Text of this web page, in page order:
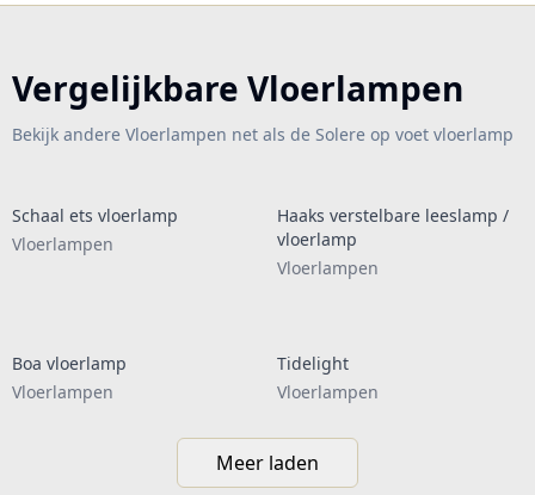
Vergelijkbare Vloerlampen
Bekijk andere Vloerlampen net als de Solere op voet vloerlamp
Schaal ets vloerlamp
Vloerlampen
Haaks verstelbare leeslamp /
vloerlamp
Vloerlampen
Boa vloerlamp
Vloerlampen
Tidelight
Vloerlampen
Meer laden